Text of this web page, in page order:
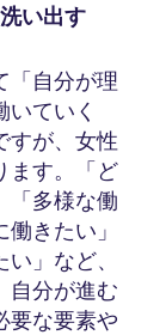
い出す
「自分が理
ていく
すが、女性
ます。「ど
「多様な働
きたい」
」など、
自分が進む
要な要素や